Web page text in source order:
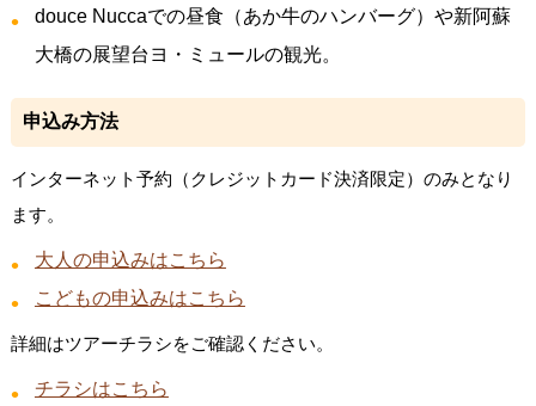
douce Nuccaでの昼食（あか牛のハンバーグ）や新阿蘇
大橋の展望台ヨ・ミュールの観光。
申込み方法
インターネット予約（クレジットカード決済限定）のみとなり
ます。
大人の申込みはこちら
こどもの申込みはこちら
詳細はツアーチラシをご確認ください。
チラシはこちら